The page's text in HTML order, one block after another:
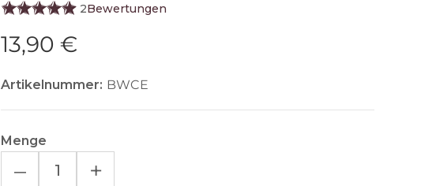
2Bewertungen
13,90 €
Artikelnummer: BWCE
Menge
– +